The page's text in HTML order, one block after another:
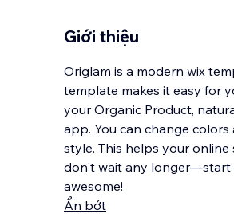
Giới thiệu
Origlam is a modern wix
template makes it easy for
your Organic Product,
app. You can change
style. This helps your online
don't wait any longer—start
awesome!
Ẩn bớt